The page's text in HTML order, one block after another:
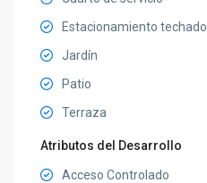
Estacionamiento techado
Jardín
Patio
Terraza
Atributos del Desarrollo
Acceso Controlado